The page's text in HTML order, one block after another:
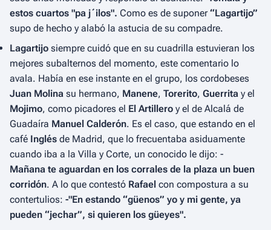
estos cuartos "pa j´ilos". Como es de suponer“Lagartijo”
supo de hecho y alabó la astucia de su compadre.
Lagartijo siempre cuidó que en su cuadrilla estuvieran los
mejores subalternos del momento, este comentario lo
avala. Había en ese instante en el grupo, los cordobeses
Juan Molina su hermano, Manene, Torerito, Guerrita y el
Mojimo, como picadores el El Artillero y el de Alcalá de
Guadaíra Manuel Calderón. Es el caso, que estando en el
café Inglés de Madrid, que lo frecuentaba asiduamente
cuando iba a la Villa y Corte, un conocido le dijo: -
Mañana te aguardan en los corrales de la plaza un buen
corridón. A lo que contestó Rafael con compostura a su
contertulios: -"En estando “güenos” yo y mi gente, ya
pueden “jechar”, si quieren los güeyes".